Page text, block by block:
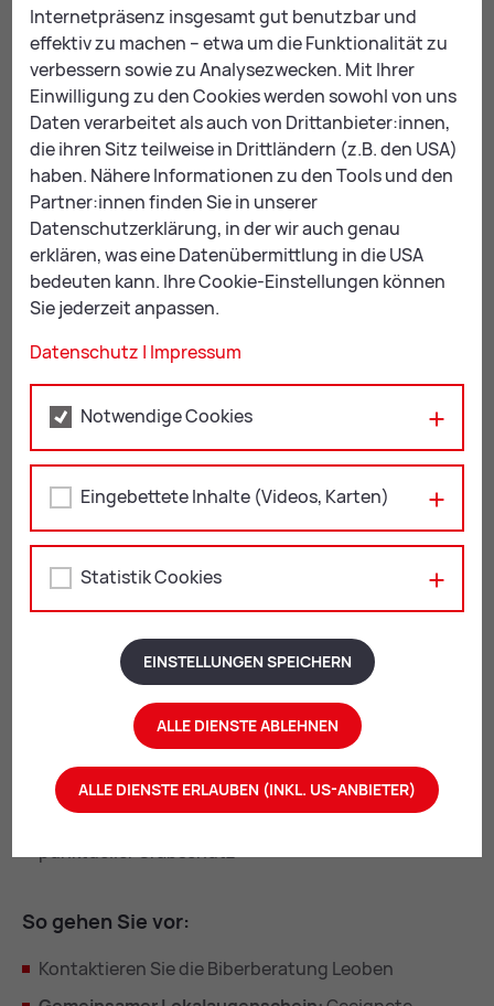
Josef Riegler (links) und Siegi Troger (rechts) von der
Biberberatung Leoben; Bild: Siegi Troger
In Zusammenarbeit mit der Steiermärkischen Berg-
und Naturwacht wurden sogenannte
„Unterstützenden Biberberater“ ausgebildet.
Sie stehen bei Fragen und Anliegen rund um den
Biber zur Verfügung:
Josef Riegler, Ortsleiter der Einsatzstelle Leoben:
+43 677 618 129 64
Siegfried Troger, Berg- und Naturwächter:
+43 680 303 82 28
För­de­rung von Prä­ven­ti­ons­maß­
nah­men
Was ist för­der­bar?
Förderbar sind Schutzmaßnahmen, die potenzielle
Schäden an land- und forstwirtschaftlichen Kulturen
oder Teichanlagen verhindern. Dazu zählen zum
Mobile Elektrozäune oder Fixzäune
Baumschutzmaßnahmen (Baumschutzgitter,
Verbissschutzmittel)
Dammdrainagen
punktueller Grabschutz
So ge­hen Sie vor:
Kontaktieren Sie die Biberberatung Leoben
Internetpräsenz insgesamt gut benutzbar und
effektiv zu machen – etwa um die Funktionalität zu
verbessern sowie zu Analysezwecken. Mit Ihrer
Einwilligung zu den Cookies werden sowohl von uns
Daten verarbeitet als auch von Drittanbieter:innen,
die ihren Sitz teilweise in Drittländern (z.B. den USA)
haben. Nähere Informationen zu den Tools und den
Partner:innen finden Sie in unserer
Datenschutzerklärung, in der wir auch genau
erklären, was eine Datenübermittlung in die USA
bedeuten kann. Ihre Cookie-Einstellungen können
Sie jederzeit anpassen.
Datenschutz | Impressum
Notwendige Cookies
Eingebettete Inhalte (Videos, Karten)
Statistik Cookies
EINSTELLUNGEN SPEICHERN
ALLE DIENSTE ABLEHNEN
ALLE DIENSTE ERLAUBEN (INKL. US-ANBIETER)